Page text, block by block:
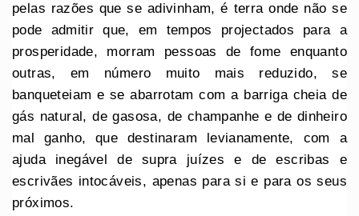
pelas razões que se adivinham, é terra onde não se
pode admitir que, em tempos projectados para a
prosperidade, morram pessoas de fome enquanto
outras, em número muito mais reduzido, se
banqueteiam e se abarrotam com a barriga cheia de
gás natural, de gasosa, de champanhe e de dinheiro
mal ganho, que destinaram levianamente, com a
ajuda inegável de supra juízes e de escribas e
escrivães intocáveis, apenas para si e para os seus
próximos.